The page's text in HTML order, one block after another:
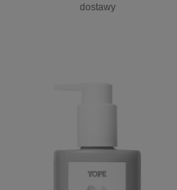
dostawy
do koszyka